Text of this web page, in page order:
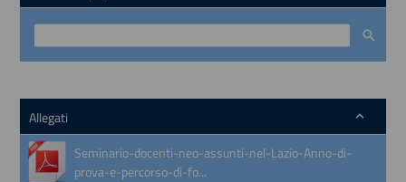
Allegati
Seminario-docenti-neo-assunti-nel-Lazio-Anno-di-
prova-e-percorso-di-fo...